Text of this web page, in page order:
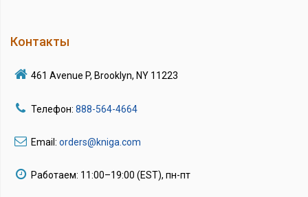
Контакты
461 Avenue P, Brooklyn, NY 11223
Телефон: 888-564-4664
Email: orders@kniga.com
Работаем: 11:00–19:00 (EST), пн-пт